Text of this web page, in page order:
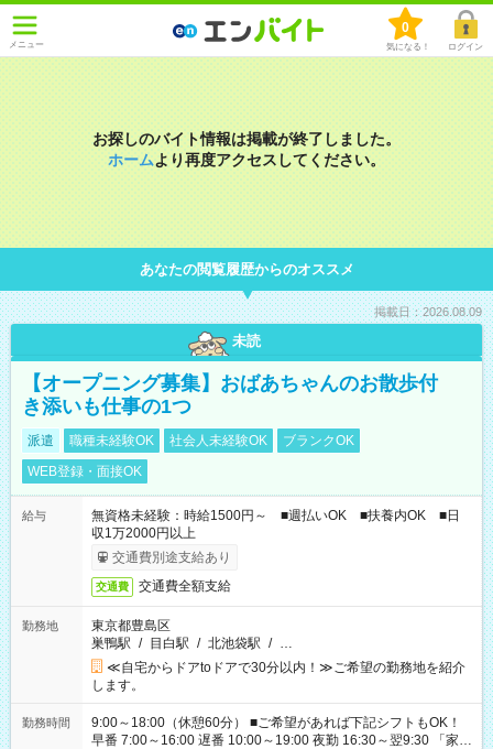
メニュー
0
気になる！ ログイン
お探しのバイト情報は掲載が終了しました。
ホームより再度アクセスしてください。
あなたの閲覧履歴からのオススメ
掲載日：2026.08.09
未読
【オープニング募集】おばあちゃんのお散歩付
き添いも仕事の1つ
派遣 職種未経験OK 社会人未経験OK
ブランクOK
WEB登録・面接OK
給与
無資格未経験：時給1500円～ ■週払いOK ■扶養内OK ■日
収1万2000円以上
交通費別途支給あり
交通費 交通費全額支給
勤務地
東京都豊島区
巣鴨駅 / 目白駅 / 北池袋駅 / …
≪自宅からドアtoドアで30分以内！≫ご希望の勤務地を紹介
します。
勤務時間
9:00～18:00（休憩60分） ■ご希望があれば下記シフトもOK！
早番 7:00～16:00 遅番 10:00～19:00 夜勤 16:30～翌9:30 「家族